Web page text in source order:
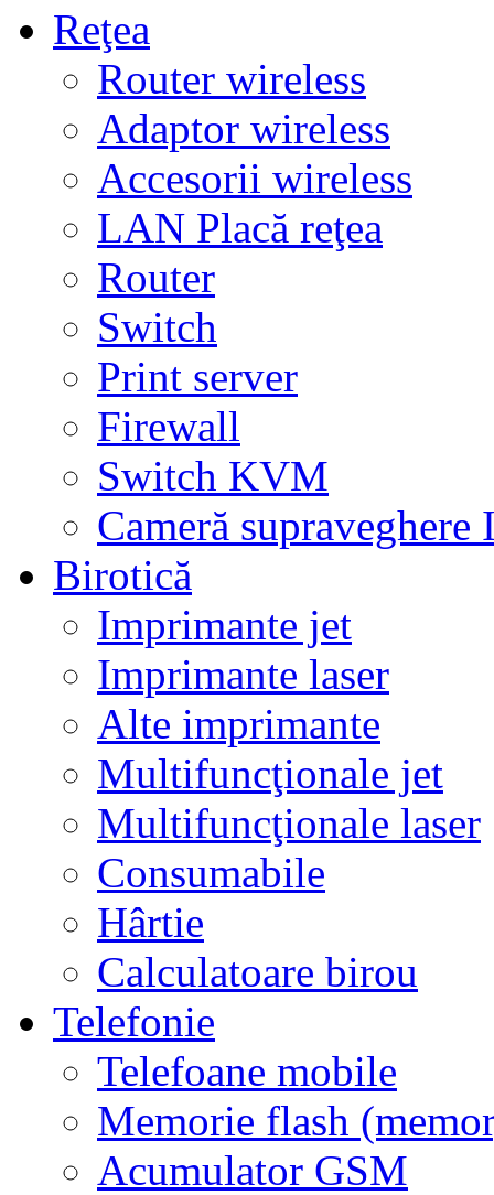
Reţea
Router wireless
Adaptor wireless
Accesorii wireless
LAN Placă reţea
Router
Switch
Print server
Firewall
Switch KVM
Cameră supraveghere
Birotică
Imprimante jet
Imprimante laser
Alte imprimante
Multifuncţionale jet
Multifuncţionale laser
Consumabile
Hârtie
Calculatoare birou
Telefonie
Telefoane mobile
Memorie flash
Acumulator GSM